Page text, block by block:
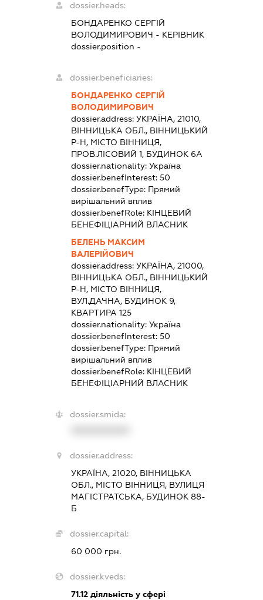
dossier.heads:
БОНДАРЕНКО СЕРГІЙ
ВОЛОДИМИРОВИЧ - КЕРІВНИК
dossier.position -
dossier.beneficiaries:
БОНДАРЕНКО СЕРГІЙ
ВОЛОДИМИРОВИЧ
dossier.address:УКРАЇНА, 21010,
ВІННИЦЬКА ОБЛ., ВІННИЦЬКИЙ
Р-Н, МІСТО ВІННИЦЯ,
ПРОВ.ЛІСОВИЙ 1, БУДИНОК 6А
dossier.nationality:Україна
dossier.benefInterest:50
dossier.benefType: Прямий
вирішальний вплив
dossier.benefRole: КІНЦЕВИЙ
БЕНЕФІЦІАРНИЙ ВЛАСНИК
БЕЛЕНЬ МАКСИМ
ВАЛЕРІЙОВИЧ
dossier.address:УКРАЇНА, 21000,
ВІННИЦЬКА ОБЛ., ВІННИЦЬКИЙ
Р-Н, МІСТО ВІННИЦЯ,
ВУЛ.ДАЧНА, БУДИНОК 9,
КВАРТИРА 125
dossier.nationality:Україна
dossier.benefInterest:50
dossier.benefType: Прямий
вирішальний вплив
dossier.benefRole: КІНЦЕВИЙ
БЕНЕФІЦІАРНИЙ ВЛАСНИК
dossier.smida:
dossier.address:
УКРАЇНА, 21020, ВІННИЦЬКА
ОБЛ., МІСТО ВІННИЦЯ, ВУЛИЦЯ
МАГІСТРАТСЬКА, БУДИНОК 88-
Б
dossier.capital:
60 000 грн.
dossier.kveds:
71.12 діяльність у сфері